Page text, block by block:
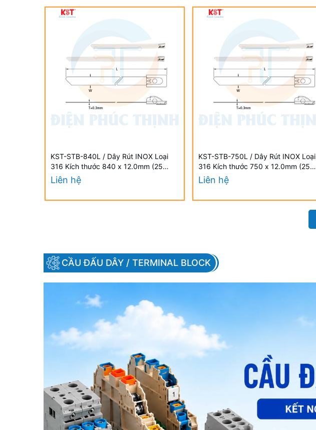
KST-STB-840L / Dây Rút INOX Loại
316 Kích thước 840 x 12.0mm (25
Cái/Bịch) - STAINLESS STEEL TIES
Liên hệ
KST-STB-750L / Dây Rút INOX Loại
316 Kích thước 750 x 12.0mm (25
Cái/Bịch) - STAINLESS STEEL TIES
Liên hệ
CẦU ĐẤU DÂY / TERMINAL BLOCK